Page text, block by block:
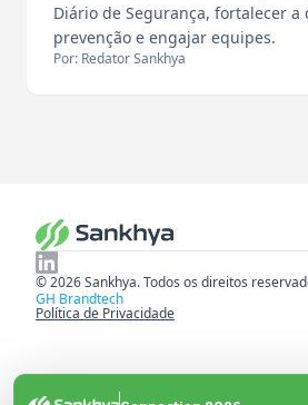
Diário de Segurança, fortalecer a
prevenção e engajar equipes.
Por: Redator Sankhya
© 2026 Sankhya. Todos os direitos
GH Brandtech
Política de Privacidade